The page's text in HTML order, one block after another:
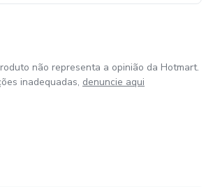
não representa a opinião da Hotmart.
inadequadas, denuncie aqui